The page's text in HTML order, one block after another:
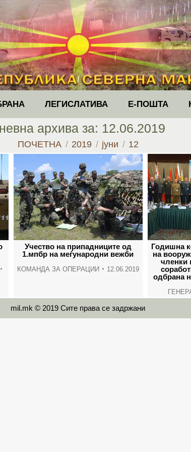
ЛЕГИСЛАТИВА Е-ПОШТА
архива за: 12.06.2019
You are here:
ПОЧЕТНА 2019 јуни 12
Учество на припадниците од
1.мпбр на меѓународни вежби
КОМАНДА ЗА ОПЕРАЦИИ 12.06.2019
Годишна
на
членки
одбрана
mil.mk © 2019 Сите права се задржани